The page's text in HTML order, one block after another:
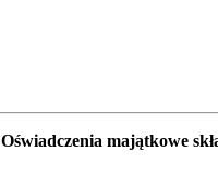
Oświadczenia majątkowe